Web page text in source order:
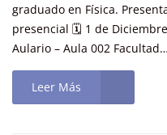
graduado en Física.
presencial 🗓️ 1 de
Aulario – Aula 002 Facultad…
Leer Más